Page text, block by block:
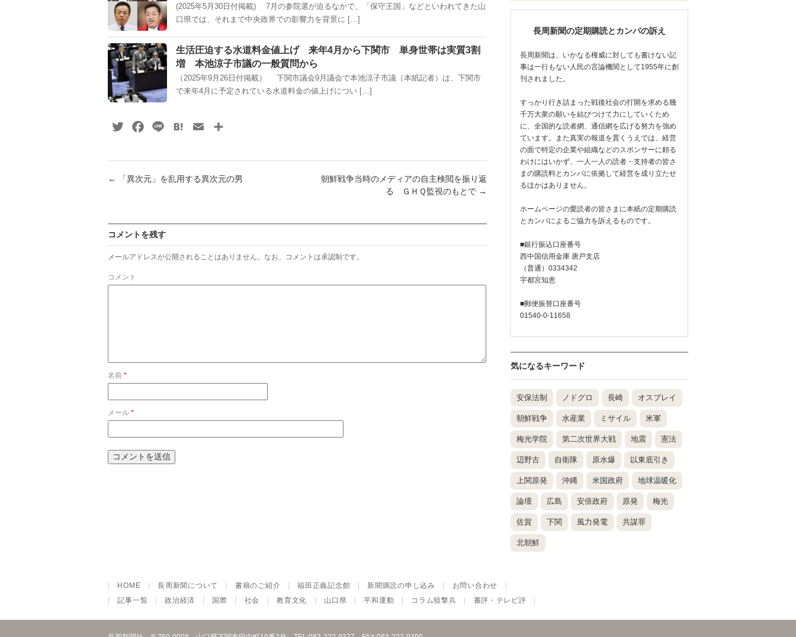
(2025年5月30日付掲載) 7月の参院選が迫るなかで、「保守王国」などといわれてきた山
口県では、それまで中央政界での影響力を背景に […]
生活圧迫する水道料金値上げ 来年4月から下関市 単身世帯は実質3割
増 本池涼子市議の一般質問から
（2025年9月26日付掲載） 下関市議会9月議会で本池涼子市議（本紙記者）は、下関市
で来年4月に予定されている水道料金の値上げについ […]
TwitterFacebook
Line HatenaEmail
← 「異次元」を乱用する異次元の男
朝鮮戦争当時のメディアの自主検閲を振り返
る ＧＨＱ監視のもとで →
コメントを残す
メールアドレスが公開されることはありません。なお、コメントは承認制です。
コメント
名前 *
メール *
長周新聞の定期購読とカンパの訴え
長周新聞は、いかなる権威に対しても書けない記
事は一行もない人民の言論機関として1955年に創
刊されました。
すっかり行き詰まった戦後社会の打開を求める幾
千万大衆の願いを結びつけて力にしていくため
に、全国的な読者網、通信網を広げる努力を強め
ています。また真実の報道を貫くうえでは、経営
の面で特定の企業や組織などのスポンサーに頼る
わけにはいかず、一人一人の読者・支持者の皆さ
まの購読料とカンパに依拠して経営を成り立たせ
るほかはありません。
ホームページの愛読者の皆さまに本紙の定期購読
とカンパによるご協力を訴えるものです。
■銀行振込口座番号
西中国信用金庫 唐戸支店
（普通）0334342
宇都宮知恵
■郵便振替口座番号
01540-0-11658
気になるキーワード
安保法制 ノドグロ 長崎 オスプレイ
朝鮮戦争 水産業 ミサイル 米軍
梅光学院 第二次世界大戦 地震 憲法
辺野古 自衛隊 原水爆 以東底引き
上関原発 沖縄 米国政府 地球温暖化
論壇 広島 安倍政府 原発 梅光
佐賀 下関 風力発電 共謀罪
北朝鮮
HOME |長周新聞について |書籍のご紹介 |福田正義記念館 新聞購読の申し込み お問い合わせ
|記事一覧 |政治経済 国際 社会 |教育文化 山口県 |平和運動 コラム狙撃兵 書評・テレビ評